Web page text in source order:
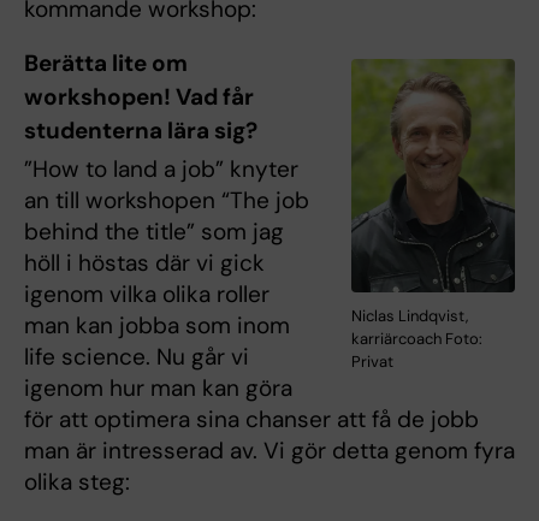
kommande workshop:
Niclas Lindqvist,
karriärcoach Foto:
Privat
Berätta lite om
workshopen! Vad får
studenterna lära sig?
”How to land a job” knyter
an till workshopen “The job
behind the title” som jag
höll i höstas där vi gick
igenom vilka olika roller
man kan jobba som inom
life science. Nu går vi
igenom hur man kan göra
för att optimera sina chanser att få de jobb
man är intresserad av. Vi gör detta genom fyra
olika steg: